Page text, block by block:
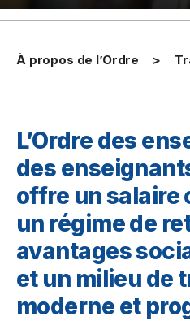
À propos de l’Ordre
L’Ordre des
des
offre un
un régime de
avantages
et un milieu de
moderne et